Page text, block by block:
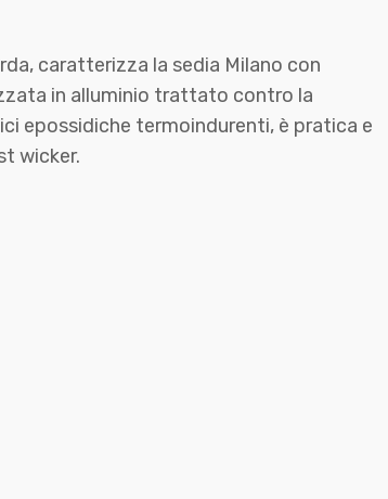
caratterizza la sedia Milano con
in alluminio trattato contro la
epossidiche termoindurenti, è pratica e
wicker.